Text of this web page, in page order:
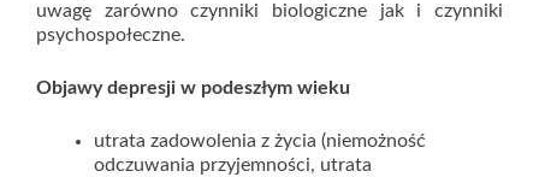
uwagę zarówno czynniki biologiczne jak i czynniki
psychospołeczne.
Objawy depresji w podeszłym wieku
utrata zadowolenia z życia (niemożność
odczuwania przyjemności, utrata